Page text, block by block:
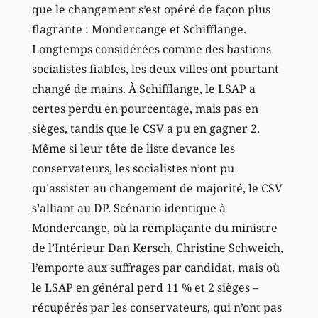
que le changement s’est opéré de façon plus
flagrante : Mondercange et Schifflange.
Longtemps considérées comme des bastions
socialistes fiables, les deux villes ont pourtant
changé de mains. À Schifflange, le LSAP a
certes perdu en pourcentage, mais pas en
sièges, tandis que le CSV a pu en gagner 2.
Même si leur tête de liste devance les
conservateurs, les socialistes n’ont pu
qu’assister au changement de majorité, le CSV
s’alliant au DP. Scénario identique à
Mondercange, où la remplaçante du ministre
de l’Intérieur Dan Kersch, Christine Schweich,
l’emporte aux suffrages par candidat, mais où
le LSAP en général perd 11 % et 2 sièges –
récupérés par les conservateurs, qui n’ont pas